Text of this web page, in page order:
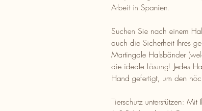
Arbeit in Spanien.
Suchen Sie nach einem
auch die Sicherheit Ihres
Martingale Halsbänder
die ideale Lösung! Jedes
Hand gefertigt, um den
Tierschutz unterstützen: Mit